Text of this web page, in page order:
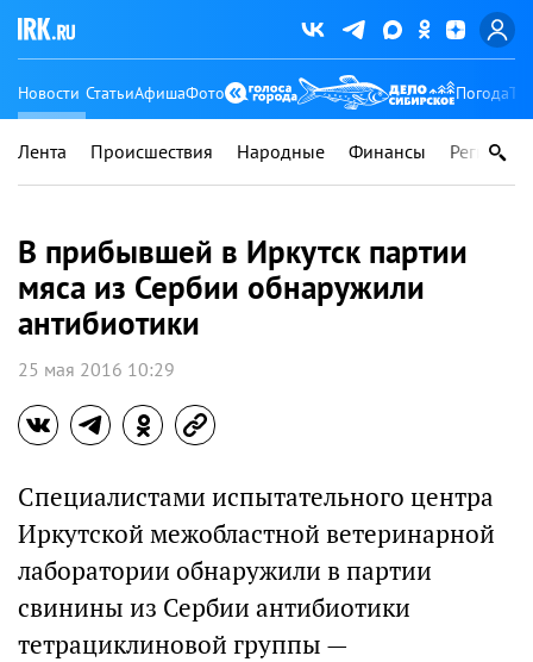
Новости СтатьиАфишаФото Погода
Лента Происшествия Народные Финансы Регионы
В прибывшей в Иркутск партии
мяса из Сербии обнаружили
антибиотики
25 мая 2016 10:29
Специалистами испытательного центра
Иркутской межобластной ветеринарной
лаборатории обнаружили в партии
свинины из Сербии антибиотики
тетрациклиновой группы —